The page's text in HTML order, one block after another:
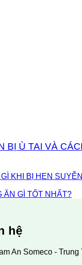
BỊ Ù TAI VÀ
KHI BỊ HEN
ĂN GÌ TỐT NHẤT?
hệ
An Someco - Trung